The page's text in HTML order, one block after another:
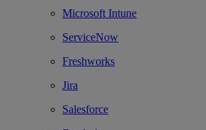
Microsoft Intune
ServiceNow
Freshworks
Jira
Salesforce